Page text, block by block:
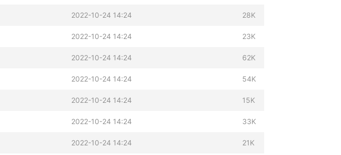
2022-10-24 14:24 28K
2022-10-24 14:24 23K
2022-10-24 14:24 62K
2022-10-24 14:24 54K
2022-10-24 14:24 15K
2022-10-24 14:24 33K
2022-10-24 14:24 21K